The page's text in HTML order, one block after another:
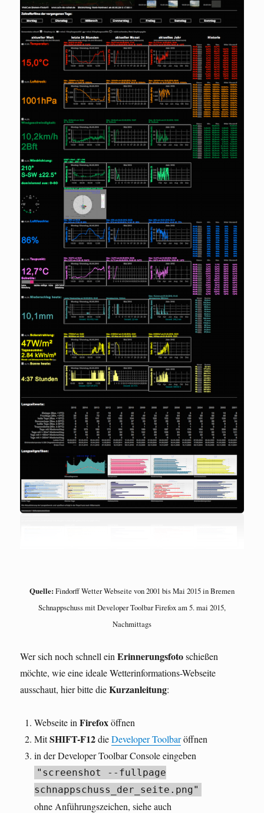
Quelle: Findorff Wetter Webseite von 2001 bis Mai 2015 in Bremen
Schnappschuss mit Developer Toolbar Firefox am 5. mai 2015,
Nachmittags
Wer sich noch schnell einErinnerungsfotoschießen
möchte, wie eine ideale Wetterinformations-Webseite
ausschaut, hier bitte dieKurzanleitung:
Webseite inFirefoxöffnen
MitSHIFT-F12dieDeveloper Toolbaröffnen
in der Developer Toolbar Console eingeben
"screenshot --fullpage
schnappschuss_der_seite.png"
ohne Anführungszeichen, siehe auch